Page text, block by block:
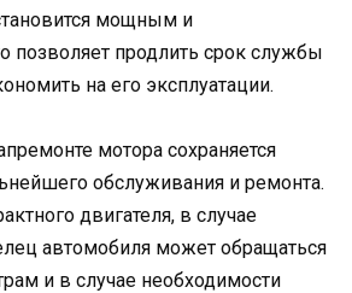
мощным и
позволяет продлить срок службы
на его эксплуатации.
мотора сохраняется
обслуживания и ремонта.
двигателя, в случае
автомобиля может обращаться
и в случае необходимости